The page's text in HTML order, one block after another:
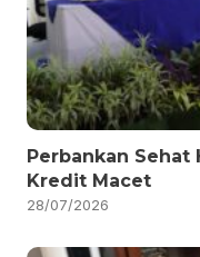
Perbankan Sehat
Kredit Macet
28/07/2026